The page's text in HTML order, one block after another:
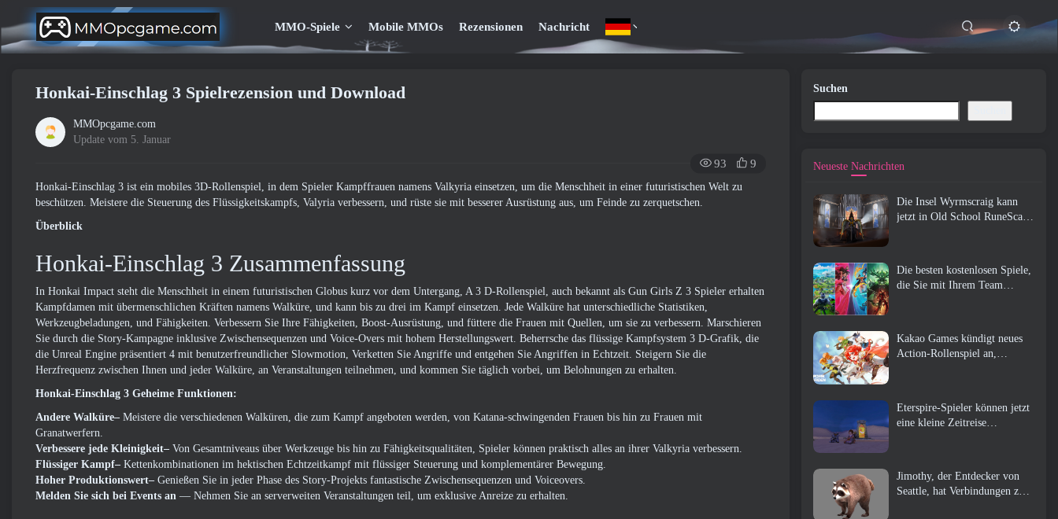
MMO-Spiele Mobile MMOs Rezensionen Nachricht
Honkai-Einschlag 3 Spielrezension und Download
MMOpcgame.com
Update vom 5. Januar
93 9
Honkai-Einschlag 3 ist ein mobiles 3D-Rollenspiel, in dem Spieler Kampffrauen namens Valkyria einsetzen, um die Menschheit in einer futuristischen Welt zu
beschützen. Meistere die Steuerung des Flüssigkeitskampfs, Valyria verbessern, und rüste sie mit besserer Ausrüstung aus, um Feinde zu zerquetschen.
Überblick
Honkai-Einschlag 3 Zusammenfassung
In Honkai Impact steht die Menschheit in einem futuristischen Globus kurz vor dem Untergang, A 3 D-Rollenspiel, auch bekannt als Gun Girls Z 3 Spieler erhalten
Kampfdamen mit übermenschlichen Kräften namens Walküre, und kann bis zu drei im Kampf einsetzen. Jede Walküre hat unterschiedliche Statistiken,
Werkzeugbeladungen, und Fähigkeiten. Verbessern Sie Ihre Fähigkeiten, Boost-Ausrüstung, und füttere die Frauen mit Quellen, um sie zu verbessern. Marschieren
Sie durch die Story-Kampagne inklusive Zwischensequenzen und Voice-Overs mit hohem Herstellungswert. Beherrsche das flüssige Kampfsystem 3 D-Grafik, die
die Unreal Engine präsentiert 4 mit benutzerfreundlicher Slowmotion, Verketten Sie Angriffe und entgehen Sie Angriffen in Echtzeit. Steigern Sie die
Herzfrequenz zwischen Ihnen und jeder Walküre, an Veranstaltungen teilnehmen, und kommen Sie täglich vorbei, um Belohnungen zu erhalten.
Honkai-Einschlag 3 Geheime Funktionen:
Andere Walküre– Meistere die verschiedenen Walküren, die zum Kampf angeboten werden, von Katana-schwingenden Frauen bis hin zu Frauen mit
Granatwerfern.
Verbessere jede Kleinigkeit– Von Gesamtniveaus über Werkzeuge bis hin zu Fähigkeitsqualitäten, Spieler können praktisch alles an ihrer Valkyria verbessern.
Flüssiger Kampf– Kettenkombinationen im hektischen Echtzeitkampf mit flüssiger Steuerung und komplementärer Bewegung.
Hoher Produktionswert– Genießen Sie in jeder Phase des Story-Projekts fantastische Zwischensequenzen und Voiceovers.
Melden Sie sich bei Events an — Nehmen Sie an serverweiten Veranstaltungen teil, um exklusive Anreize zu erhalten.
Suchen
Neueste Nachrichten
Die Insel Wyrmscraig kann
jetzt in Old School RuneScape
Die besten kostenlosen Spiele,
die Sie mit Ihrem Team
Kakao Games kündigt neues
Action-Rollenspiel an,
Eterspire-Spieler können jetzt
eine kleine Zeitreise
Jimothy, der Entdecker von
Seattle, hat Verbindungen zu